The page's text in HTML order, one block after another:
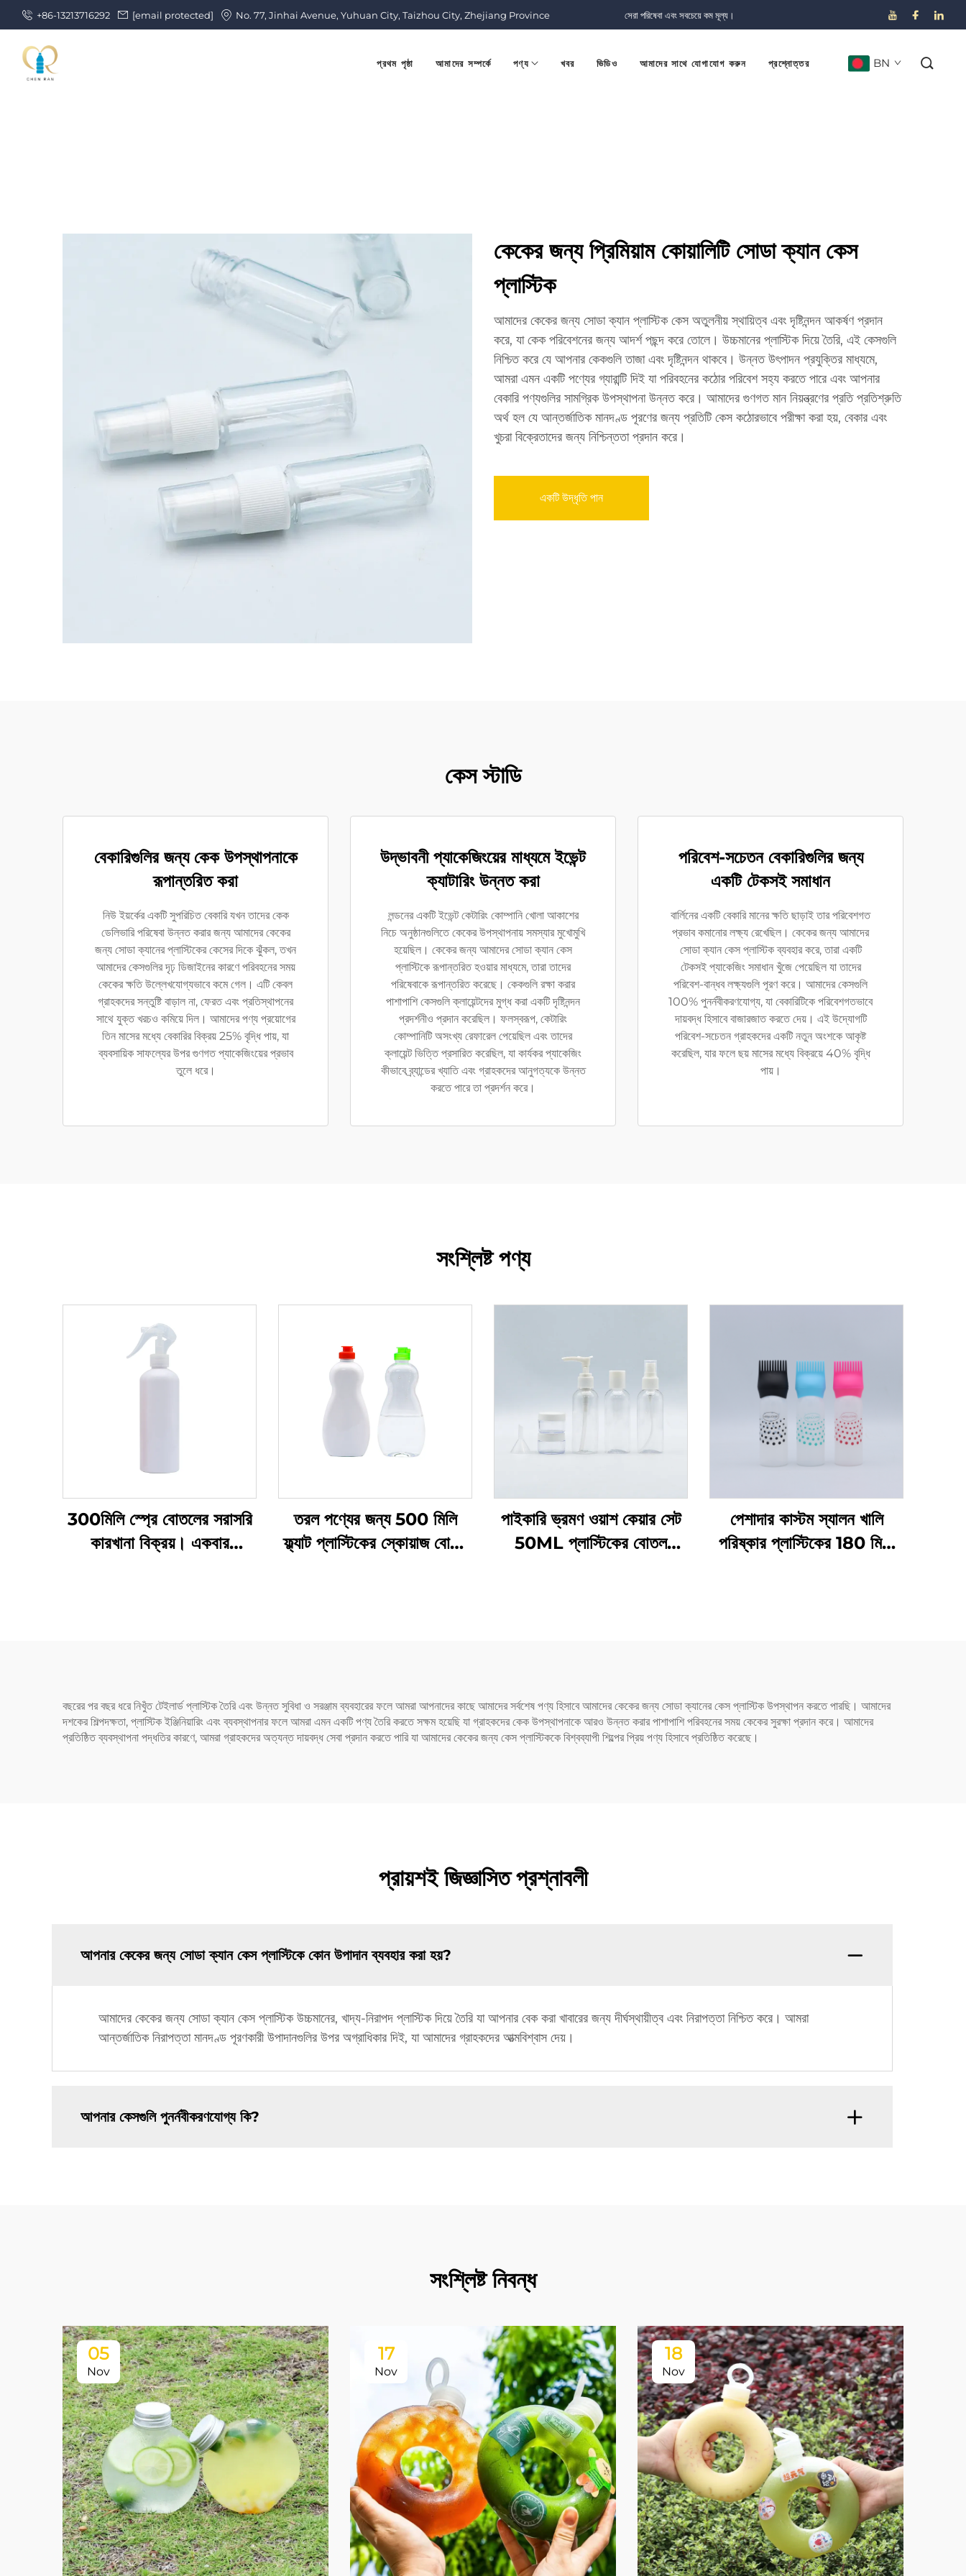
+86-13213716292 [email protected] No. 77, Jinhai Avenue, Yuhuan City, Taizhou City, Zhejiang Province সেরা পরিষেবা এবং সবচেয়ে কম মূল্য।
প্রথম পৃষ্ঠা আমাদের সম্পর্কে পণ্য খবর ভিডিও আমাদের সাথে যোগাযোগ করুন প্রশ্নোত্তর BN
কেকের জন্য প্রিমিয়াম কোয়ালিটি সোডা ক্যান কেস
প্লাস্টিক
আমাদের কেকের জন্য সোডা ক্যান প্লাস্টিক কেস অতুলনীয় স্থায়িত্ব এবং দৃষ্টিনন্দন আকর্ষণ প্রদান
করে, যা কেক পরিবেশনের জন্য আদর্শ পছন্দ করে তোলে। উচ্চমানের প্লাস্টিক দিয়ে তৈরি, এই কেসগুলি
নিশ্চিত করে যে আপনার কেকগুলি তাজা এবং দৃষ্টিনন্দন থাকবে। উন্নত উৎপাদন প্রযুক্তির মাধ্যমে,
আমরা এমন একটি পণ্যের গ্যারান্টি দিই যা পরিবহনের কঠোর পরিবেশ সহ্য করতে পারে এবং আপনার
বেকারি পণ্যগুলির সামগ্রিক উপস্থাপনা উন্নত করে। আমাদের গুণগত মান নিয়ন্ত্রণের প্রতি প্রতিশ্রুতি
অর্থ হল যে আন্তর্জাতিক মানদণ্ড পূরণের জন্য প্রতিটি কেস কঠোরভাবে পরীক্ষা করা হয়, বেকার এবং
খুচরা বিক্রেতাদের জন্য নিশ্চিন্ততা প্রদান করে।
একটি উদ্ধৃতি পান
কেস স্টাডি
বেকারিগুলির জন্য কেক উপস্থাপনাকে
রূপান্তরিত করা
নিউ ইয়র্কের একটি সুপরিচিত বেকারি যখন তাদের কেক
ডেলিভারি পরিষেবা উন্নত করার জন্য আমাদের কেকের
জন্য সোডা ক্যানের প্লাস্টিকের কেসের দিকে ঝুঁকল, তখন
আমাদের কেসগুলির দৃঢ় ডিজাইনের কারণে পরিবহনের সময়
কেকের ক্ষতি উল্লেখযোগ্যভাবে কমে গেল। এটি কেবল
গ্রাহকদের সন্তুষ্টি বাড়াল না, ফেরত এবং প্রতিস্থাপনের
সাথে যুক্ত খরচও কমিয়ে দিল। আমাদের পণ্য প্রয়োগের
তিন মাসের মধ্যে বেকারির বিক্রয় 25% বৃদ্ধি পায়, যা
ব্যবসায়িক সাফল্যের উপর গুণগত প্যাকেজিংয়ের প্রভাব
তুলে ধরে।
উদ্ভাবনী প্যাকেজিংয়ের মাধ্যমে ইভেন্ট
ক্যাটারিং উন্নত করা
লন্ডনের একটি ইভেন্ট কেটারিং কোম্পানি খোলা আকাশের
নিচে অনুষ্ঠানগুলিতে কেকের উপস্থাপনায় সমস্যার মুখোমুখি
হয়েছিল। কেকের জন্য আমাদের সোডা ক্যান কেস
প্লাস্টিকে রূপান্তরিত হওয়ার মাধ্যমে, তারা তাদের
পরিষেবাকে রূপান্তরিত করেছে। কেকগুলি রক্ষা করার
পাশাপাশি কেসগুলি ক্লায়েন্টদের মুগ্ধ করা একটি দৃষ্টিনন্দন
প্রদর্শনীও প্রদান করেছিল। ফলস্বরূপ, কেটারিং
কোম্পানিটি অসংখ্য রেফারেল পেয়েছিল এবং তাদের
ক্লায়েন্ট ভিত্তি প্রসারিত করেছিল, যা কার্যকর প্যাকেজিং
কীভাবে ব্র্যান্ডের খ্যাতি এবং গ্রাহকদের আনুগত্যকে উন্নত
করতে পারে তা প্রদর্শন করে।
পরিবেশ-সচেতন বেকারিগুলির জন্য
একটি টেকসই সমাধান
বার্লিনের একটি বেকারি মানের ক্ষতি ছাড়াই তার পরিবেশগত
প্রভাব কমানোর লক্ষ্য রেখেছিল। কেকের জন্য আমাদের
সোডা ক্যান কেস প্লাস্টিক ব্যবহার করে, তারা একটি
টেকসই প্যাকেজিং সমাধান খুঁজে পেয়েছিল যা তাদের
পরিবেশ-বান্ধব লক্ষ্যগুলি পূরণ করে। আমাদের কেসগুলি
100% পুনর্নবীকরণযোগ্য, যা বেকারিটিকে পরিবেশগতভাবে
দায়বদ্ধ হিসাবে বাজারজাত করতে দেয়। এই উদ্যোগটি
পরিবেশ-সচেতন গ্রাহকদের একটি নতুন অংশকে আকৃষ্ট
করেছিল, যার ফলে ছয় মাসের মধ্যে বিক্রয়ে 40% বৃদ্ধি
পায়।
সংশ্লিষ্ট পণ্য
300মিলি স্প্রে বোতলের সরাসরি
কারখানা বিক্রয়। একবার
তরল পণ্যের জন্য 500 মিলি
ফ্ল্যাট প্লাস্টিকের স্কোয়াজ বোতল
পাইকারি ভ্রমণ ওয়াশ কেয়ার সেট
50ML প্লাস্টিকের বোতল
পেশাদার কাস্টম স্যালন খালি
পরিষ্কার প্লাস্টিকের 180 মিলি
বছরের পর বছর ধরে নিখুঁত টেইলার্ড প্লাস্টিক তৈরি এবং উন্নত সুবিধা ও সরঞ্জাম ব্যবহারের ফলে আমরা আপনাদের কাছে আমাদের সর্বশেষ পণ্য হিসাবে আমাদের কেকের জন্য সোডা ক্যানের কেস প্লাস্টিক উপস্থাপন করতে পারছি। আমাদের
দশকের শিল্পদক্ষতা, প্লাস্টিক ইঞ্জিনিয়ারিং এবং ব্যবস্থাপনার ফলে আমরা এমন একটি পণ্য তৈরি করতে সক্ষম হয়েছি যা গ্রাহকদের কেক উপস্থাপনাকে আরও উন্নত করার পাশাপাশি পরিবহনের সময় কেকের সুরক্ষা প্রদান করে। আমাদের
প্রতিষ্ঠিত ব্যবস্থাপনা পদ্ধতির কারণে, আমরা গ্রাহকদের অত্যন্ত দায়বদ্ধ সেবা প্রদান করতে পারি যা আমাদের কেকের জন্য কেস প্লাস্টিককে বিশ্বব্যাপী শিল্পের প্রিয় পণ্য হিসাবে প্রতিষ্ঠিত করেছে।
প্রায়শই জিজ্ঞাসিত প্রশ্নাবলী
আপনার কেকের জন্য সোডা ক্যান কেস প্লাস্টিকে কোন উপাদান ব্যবহার করা হয়?
আমাদের কেকের জন্য সোডা ক্যান কেস প্লাস্টিক উচ্চমানের, খাদ্য-নিরাপদ প্লাস্টিক দিয়ে তৈরি যা আপনার বেক করা খাবারের জন্য দীর্ঘস্থায়ীত্ব এবং নিরাপত্তা নিশ্চিত করে। আমরা
আন্তর্জাতিক নিরাপত্তা মানদণ্ড পূরণকারী উপাদানগুলির উপর অগ্রাধিকার দিই, যা আমাদের গ্রাহকদের আত্মবিশ্বাস দেয়।
আপনার কেসগুলি পুনর্নবীকরণযোগ্য কি?
সংশ্লিষ্ট নিবন্ধ
05
Nov
17
Nov
18
Nov